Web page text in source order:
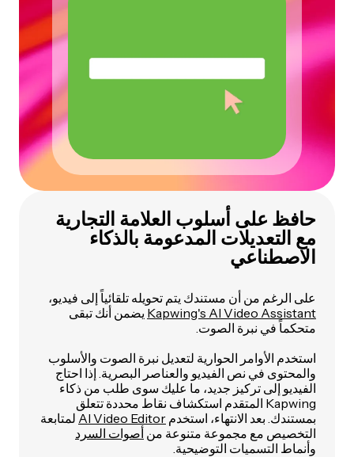
حافظ على أسلوب العلامة التجارية
مع التعديلات المدعومة بالذكاء
الاصطناعي
على الرغم من أن مستندك يتم تحويله تلقائياً إلى فيديو،
Kapwing's AI Video Assistant يضمن أنك تبقى
متحكماً في نبرة الصوت.
استخدم الأوامر الحوارية لتعديل نبرة الصوت والأسلوب
والمحتوى في نص الفيديو والعناصر البصرية. إذا احتاج
الفيديو إلى تركيز جديد، ما عليك سوى طلب من ذكاء
Kapwing المتقدم استكشاف نقاط محددة تتعلق
بمستندك. بعد الانتهاء، استخدم AI Video Editor لمتابعة
التخصيص مع مجموعة متنوعة من أصوات السرد
وأنماط التسميات التوضيحية.